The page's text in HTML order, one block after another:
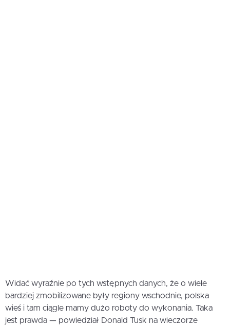
Widać wyraźnie po tych wstępnych danych, że o wiele
bardziej zmobilizowane były regiony wschodnie, polska
wieś i tam ciągle mamy dużo roboty do wykonania. Taka
jest prawda — powiedział Donald Tusk na wieczorze